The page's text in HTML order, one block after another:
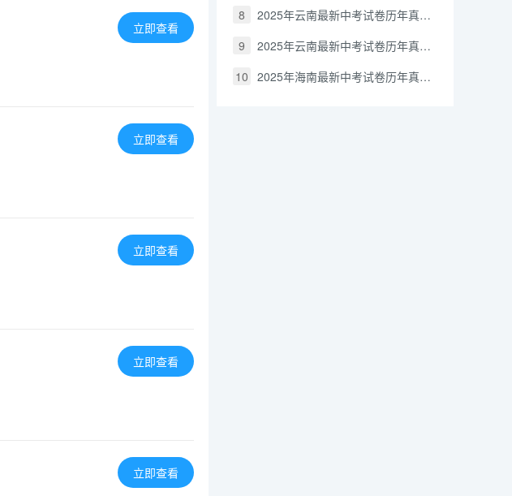
立即查看
立即查看
立即查看
立即查看
立即查看
8
2025年云南最新中考试卷历年真题数学
9
2025年云南最新中考试卷历年真题语文
10
2025年海南最新中考试卷历年真题政治